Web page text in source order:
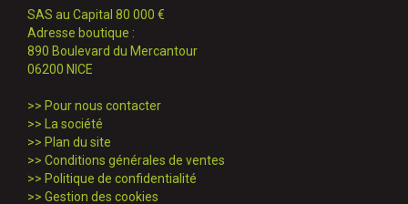
SAS au Capital 80 000 €
Adresse boutique :
890 Boulevard du Mercantour
06200 NICE
>> Pour nous contacter
>>
La société
>> Plan du site
>> Conditions générales de ventes
>> Politique de confidentialité
>> Gestion des cookies